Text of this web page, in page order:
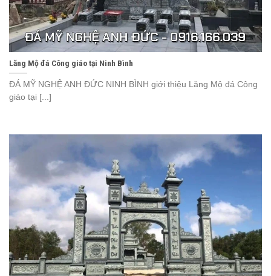
Lăng Mộ đá Công giáo tại Ninh Bình
ĐÁ MỸ NGHỆ ANH ĐỨC NINH BÌNH giới thiệu Lăng Mộ đá Công
giáo tại [...]